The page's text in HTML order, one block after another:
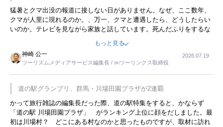
開催
猛暑とクマ出没の報道に接しない日がありません。なぜ、ここ数年、
クマが人里に現れるのか。、万一、クマと遭遇したら、どうしたらい
いのか。テレビを見ながら家族と話しています。死んだふりをするな
んてことは、冗談でもいえません。そんな中で、この企画展はタイム
もっと見る
神崎 公一
ツーリズムメディアサービス編集長 / ㈱ツーリンクス取締役
2026.07.19
道の駅グランプリ、群馬・川場田園プラザが2連覇
かって旅行雑誌の編集長だった際、道の駅特集をすると、かならず
「道の駅 川場田園プラザ」 がランキング上位に顔をだしました。最
初は川場村？ どこにある村なのかと思ったものですが、取材に訪れ